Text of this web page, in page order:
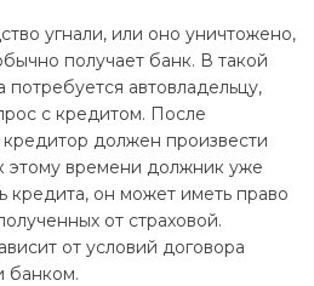
угнали, или оно уничтожено,
получает банк. В такой
автовладельцу,
с кредитом. После
должен произвести
этому времени должник уже
кредита, он может иметь право
от страховой.
от условий договора
банком.